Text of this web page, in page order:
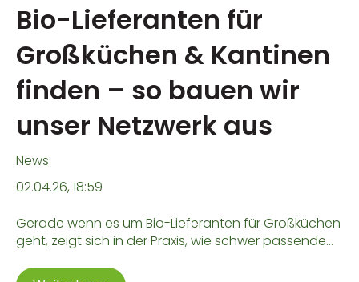
Bio-Lieferanten für
Großküchen & Kantinen
finden – so bauen wir
unser Netzwerk aus
News
02.04.26, 18:59
Gerade wenn es um Bio-Lieferanten für Großküchen
geht, zeigt sich in der Praxis, wie schwer passende...